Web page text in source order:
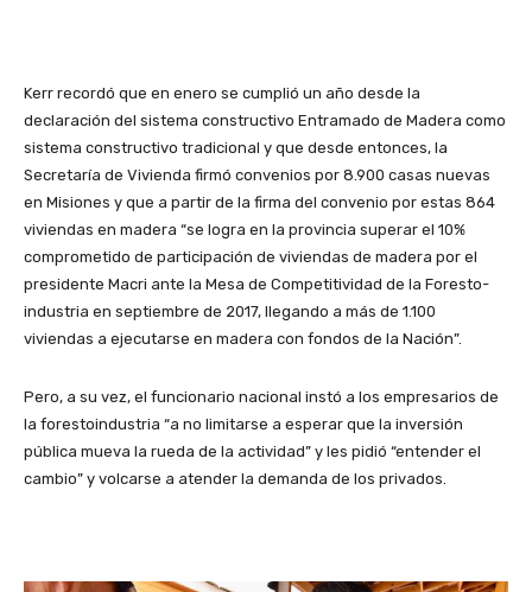
Kerr recordó que en enero se cumplió un año desde la
declaración del sistema constructivo Entramado de Madera como
sistema constructivo tradicional y que desde entonces, la
Secretaría de Vivienda firmó convenios por 8.900 casas nuevas
en Misiones y que a partir de la firma del convenio por estas 864
viviendas en madera “se logra en la provincia superar el 10%
comprometido de participación de viviendas de madera por el
presidente Macri ante la Mesa de Competitividad de la Foresto-
industria en septiembre de 2017, llegando a más de 1.100
viviendas a ejecutarse en madera con fondos de la Nación”.
Pero, a su vez, el funcionario nacional instó a los empresarios de
la forestoindustria “a no limitarse a esperar que la inversión
pública mueva la rueda de la actividad” y les pidió “entender el
cambio” y volcarse a atender la demanda de los privados.